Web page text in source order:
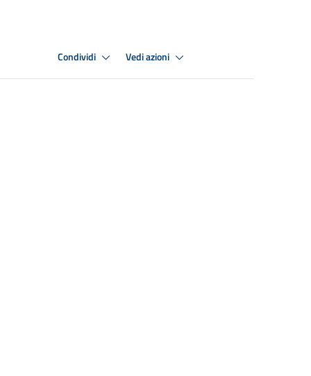
Condividi Vedi azioni